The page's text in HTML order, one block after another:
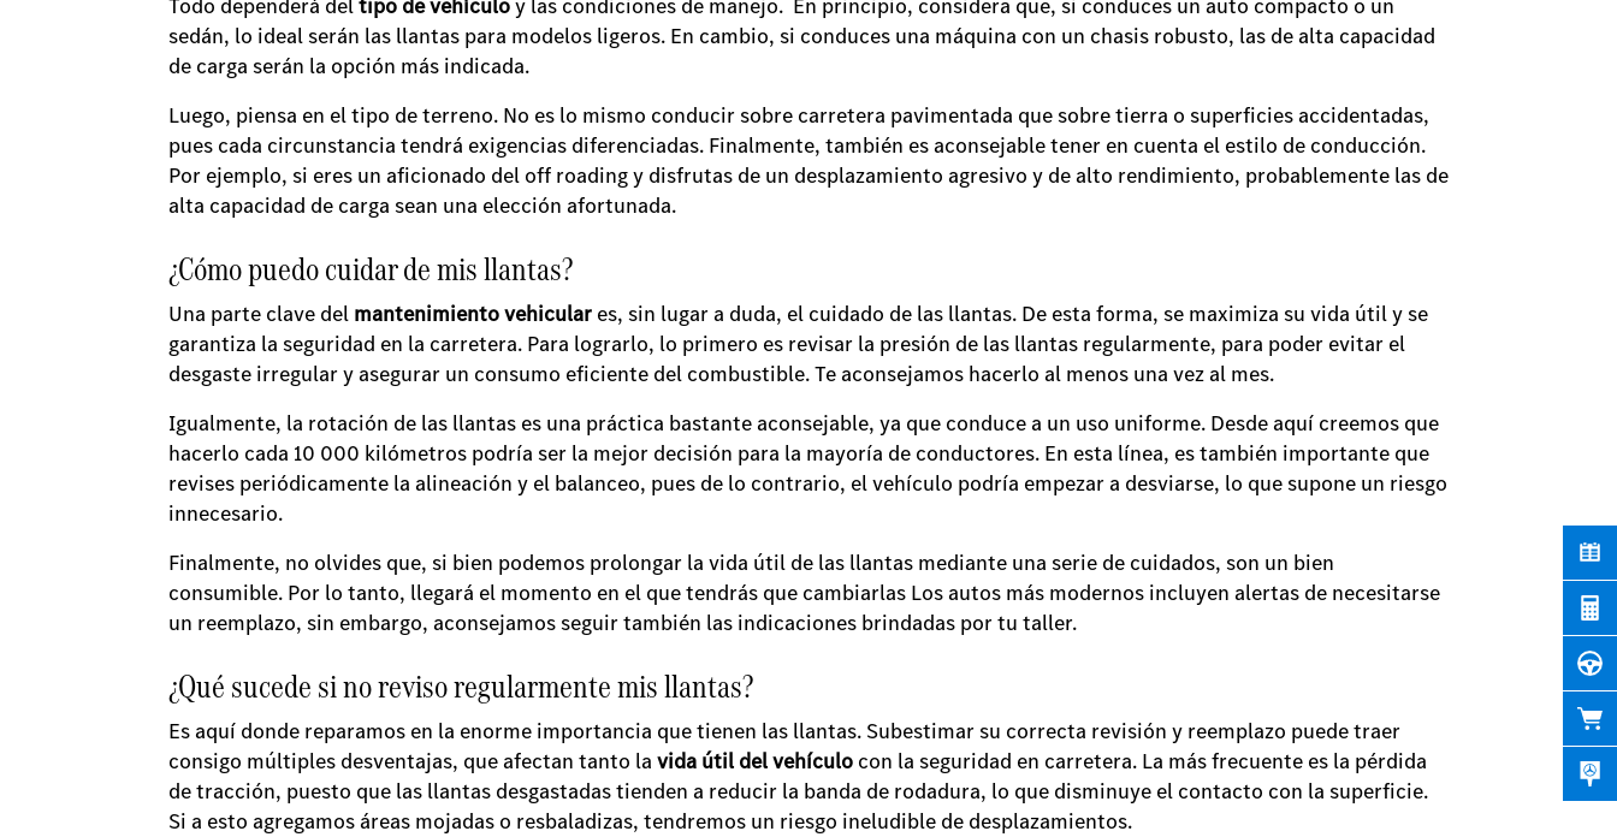
Todo dependerá deltipo de vehículoy las condiciones de manejo. En principio, considera que, si conduces un auto compacto o un
sedán, lo ideal serán las llantas para modelos ligeros. En cambio, si conduces una máquina con un chasis robusto, las de alta capacidad
de carga serán la opción más indicada.
Luego, piensa en el tipo de terreno. No es lo mismo conducir sobre carretera pavimentada que sobre tierra o superficies accidentadas,
pues cada circunstancia tendrá exigencias diferenciadas. Finalmente, también es aconsejable tener en cuenta el estilo de conducción.
Por ejemplo, si eres un aficionado del off roading y disfrutas de un desplazamiento agresivo y de alto rendimiento, probablemente las de
alta capacidad de carga sean una elección afortunada.
¿Cómo puedo cuidar de mis llantas?
Una parte clave del mantenimiento vehicular es, sin lugar a duda, el cuidado de las llantas. De esta forma, se maximiza su vida útil y se
garantiza la seguridad en la carretera. Para lograrlo, lo primero es revisar la presión de las llantas regularmente, para poder evitar el
desgaste irregular y asegurar un consumo eficiente del combustible. Te aconsejamos hacerlo al menos una vez al mes.
Igualmente, la rotación de las llantas es una práctica bastante aconsejable, ya que conduce a un uso uniforme. Desde aquí creemos que
hacerlo cada 10 000 kilómetros podría ser la mejor decisión para la mayoría de conductores. En esta línea, es también importante que
revises periódicamente la alineación y el balanceo, pues de lo contrario, el vehículo podría empezar a desviarse, lo que supone un riesgo
innecesario.
Finalmente, no olvides que, si bien podemos prolongar la vida útil de las llantas mediante una serie de cuidados, son un bien
consumible. Por lo tanto, llegará el momento en el que tendrás que cambiarlas Los autos más modernos incluyen alertas de necesitarse
un reemplazo, sin embargo, aconsejamos seguir también las indicaciones brindadas por tu taller.
¿Qué sucede si no reviso regularmente mis llantas?
Es aquí donde reparamos en la enorme importancia que tienen las llantas. Subestimar su correcta revisión y reemplazo puede traer
consigo múltiples desventajas, que afectan tanto la vida útil del vehículo con la seguridad en carretera. La más frecuente es la pérdida
de tracción, puesto que las llantas desgastadas tienden a reducir la banda de rodadura, lo que disminuye el contacto con la superficie.
Si a esto agregamos áreas mojadas o resbaladizas, tendremos un riesgo ineludible de desplazamientos.